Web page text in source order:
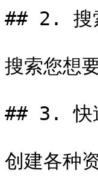
## 2. 搜
搜索您想
## 3. 快
创建各种